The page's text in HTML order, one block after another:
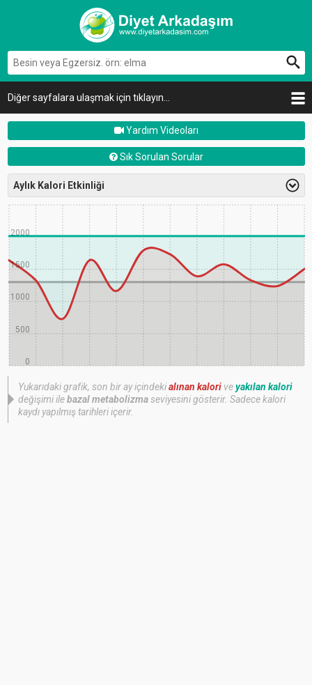
Diğer sayfalara ulaşmak için tıklayın...
Yardım Videoları
Sık Sorulan Sorular
Aylık Kalori Etkinliği
0
500
1000
1500
2000
Yukarıdaki grafik, son bir ay içindekialınan kaloriveyakılan kalori
değişimi ilebazal metabolizmaseviyesini gösterir. Sadece kalori
kaydı yapılmış tarihleri içerir.